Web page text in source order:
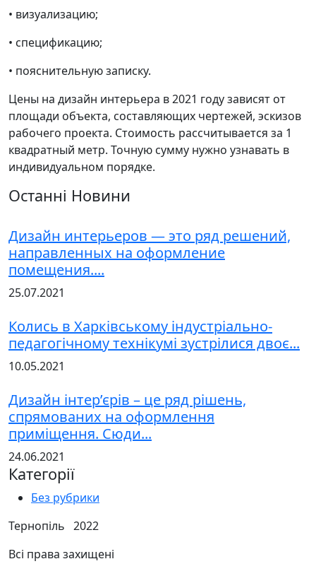
• визуализацию;
• спецификацию;
• пояснительную записку.
Цены на дизайн интерьера в 2021 году зависят от
площади объекта, составляющих чертежей, эскизов
рабочего проекта. Стоимость рассчитывается за 1
квадратный метр. Точную сумму нужно узнавать в
индивидуальном порядке.
Останні Новини
Дизайн интерьеров — это ряд решений,
направленных на оформление
помещения....
25.07.2021
Колись в Харківському індустріально-
педагогічному технікумі зустрілися двоє...
10.05.2021
Дизайн інтер’єрів – це ряд рішень,
спрямованих на оформлення
приміщення. Сюди...
24.06.2021
Категорії
Без рубрики
Тернопіль 2022
Всі права захищені